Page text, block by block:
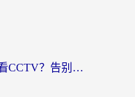
海外党亲测：在海外如何看CCTV？告别“仅限大陆播放”的实用指南